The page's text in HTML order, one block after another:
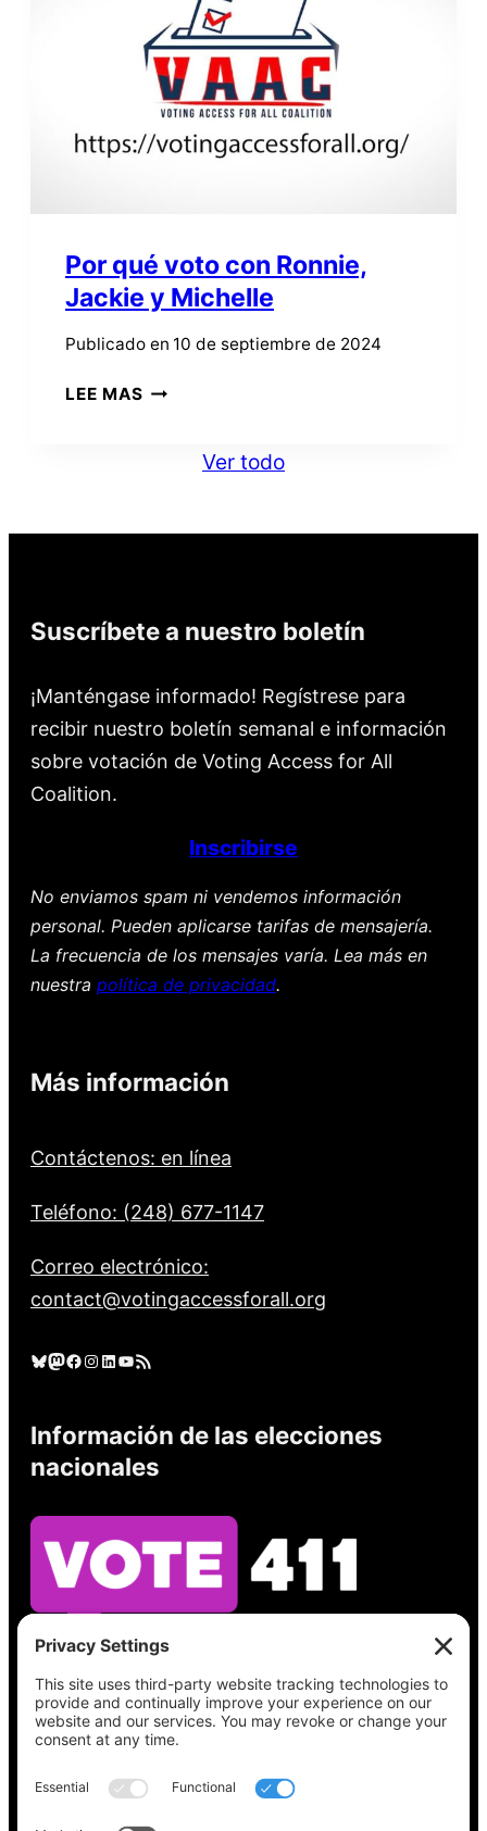
Por qué voto con Ronnie,
Jackie y Michelle
Publicado en 10 de septiembre de 2024
LEE MASPOR
JACKIE
Ver todo
Suscríbete a nuestro boletín
¡Manténgase informado! Regístrese para
recibir nuestro boletín semanal e información
sobre votación de Voting Access for All
Coalition.
Inscribirse
No enviamos spam ni vendemos información
personal. Pueden aplicarse tarifas de mensajería.
La frecuencia de los mensajes varía. Lea más en
nuestra política de privacidad.
Más información
Contáctenos: en línea
Teléfono: (248) 677-1147
Correo electrónico:
contact@votingaccessforall.org
Cielo azul Mastodonte Facebook Instagram LinkedIn YouTube Feed RSS
Información de las elecciones
nacionales
Vea lo que hay en su boleta, encuentre su
lugar de votación, verifique el estado de su
registro y obtenga toda la información
electoral que necesita enVote411.org.